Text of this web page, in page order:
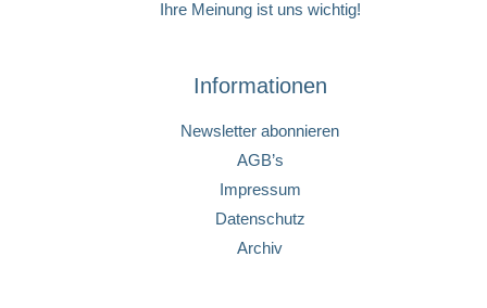
Ihre Meinung ist uns wichtig!
Informationen
Newsletter abonnieren
AGB’s
Impressum
Datenschutz
Archiv